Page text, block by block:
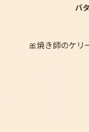
バ
🎀焼き師のケリ